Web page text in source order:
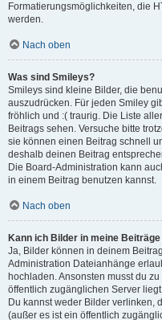
Formatierungsmöglichkeiten, die
werden.
Nach oben
Was sind Smileys?
Smileys sind kleine Bilder, die
auszudrücken. Für jeden Smiley
fröhlich und :( traurig. Die Liste
Beitrags sehen. Versuche bitte
sie können einen Beitrag schnell
deshalb deinen Beitrag
Die Board-Administration kann
in einem Beitrag benutzen kannst.
Nach oben
Kann ich Bilder in meine
Ja, Bilder können in deinem
Administration Dateianhänge
hochladen. Ansonsten musst du
öffentlich zugänglichen Server
Du kannst weder Bilder verlinken,
(außer es ist ein öffentlich